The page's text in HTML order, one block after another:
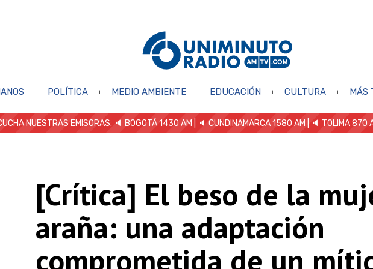
POLÍTICA MEDIO AMBIENTE EDUCACIÓN CULTURA MÁS
NUESTRAS EMISORAS: 🔈 BOGOTÁ 1430 AM | 🔈 CUNDINAMARCA 1580 AM | 🔈 TOLIMA 870
[Crítica] El beso de la
araña: una adaptación
comprometida de un